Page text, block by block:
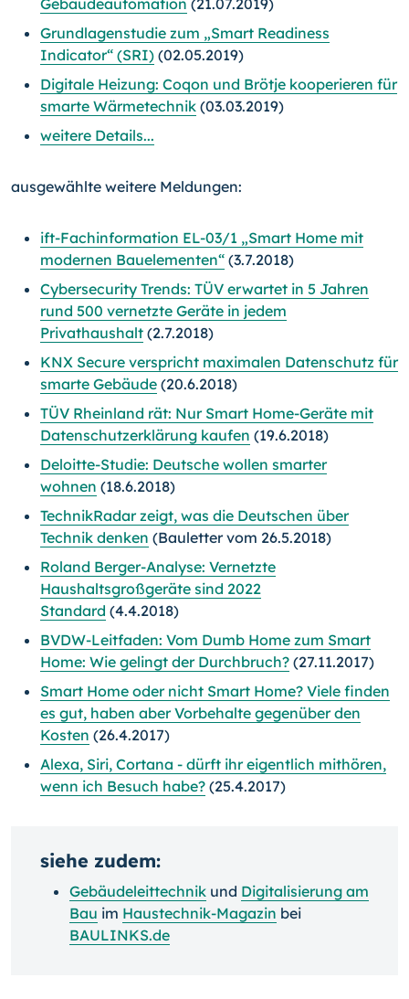
Gebäudeautomation (21.07.2019)
Grundlagenstudie zum „Smart Readiness
Indicator“ (SRI) (02.05.2019)
Digitale Heizung: Coqon und Brötje kooperieren für
smarte Wärmetechnik (03.03.2019)
weitere Details...
ausgewählte weitere Meldungen:
ift-Fachinformation EL-03/1 „Smart Home mit
modernen Bauelementen“ (3.7.2018)
Cybersecurity Trends: TÜV erwartet in 5 Jahren
rund 500 vernetzte Geräte in jedem
Privathaushalt (2.7.2018)
KNX Secure verspricht maximalen Datenschutz für
smarte Gebäude (20.6.2018)
TÜV Rheinland rät: Nur Smart Home-Geräte mit
Datenschutzerklärung kaufen (19.6.2018)
Deloitte-Studie: Deutsche wollen smarter
wohnen (18.6.2018)
TechnikRadar zeigt, was die Deutschen über
Technik denken (Bauletter vom 26.5.2018)
Roland Berger-Analyse: Vernetzte
Haushaltsgroßgeräte sind 2022
Standard (4.4.2018)
BVDW-Leitfaden: Vom Dumb Home zum Smart
Home: Wie gelingt der Durchbruch? (27.11.2017)
Smart Home oder nicht Smart Home? Viele finden
es gut, haben aber Vorbehalte gegenüber den
Kosten (26.4.2017)
Alexa, Siri, Cortana - dürft ihr eigentlich mithören,
wenn ich Besuch habe? (25.4.2017)
siehe zudem:
Gebäudeleittechnik und Digitalisierung am
Bau im Haustechnik-Magazin bei
BAULINKS.de